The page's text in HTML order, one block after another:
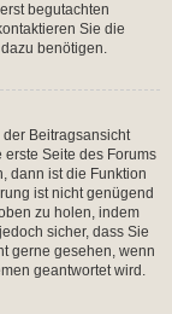
begutachten
Sie die
benötigen.
der Beitragsansicht
Seite des Forums
dann ist die Funktion
ist nicht genügend
zu holen, indem
sicher, dass Sie
gerne gesehen, wenn
geantwortet wird.